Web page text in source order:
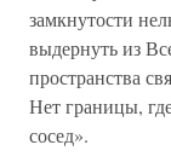
замкнутости
выдернуть из
пространства
Нет границы,
сосед».